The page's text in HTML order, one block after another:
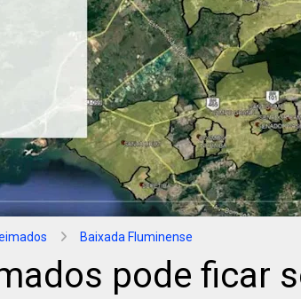
Baixada Fluminense
pode ficar